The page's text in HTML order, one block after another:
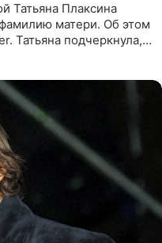
Татьяна Плаксина
фамилию матери. Об этом
Татьяна подчеркнула,